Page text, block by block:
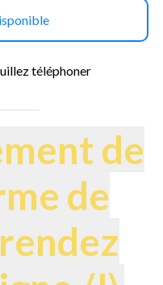
téléphoner
de
de